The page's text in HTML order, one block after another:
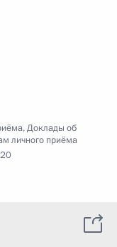
,Доклады об
личного приёма